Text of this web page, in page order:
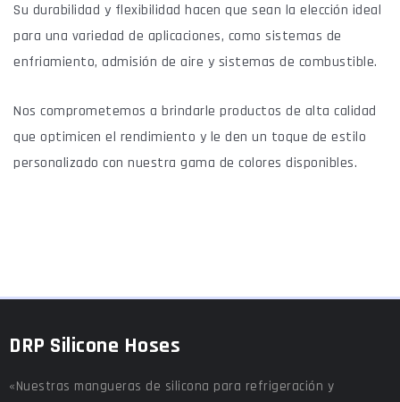
Su durabilidad y flexibilidad hacen que sean la elección ideal
para una variedad de aplicaciones, como sistemas de
enfriamiento, admisión de aire y sistemas de combustible.
Nos comprometemos a brindarle productos de alta calidad
que optimicen el rendimiento y le den un toque de estilo
personalizado con nuestra gama de colores disponibles.
DRP Silicone Hoses
«Nuestras mangueras de silicona para refrigeración y